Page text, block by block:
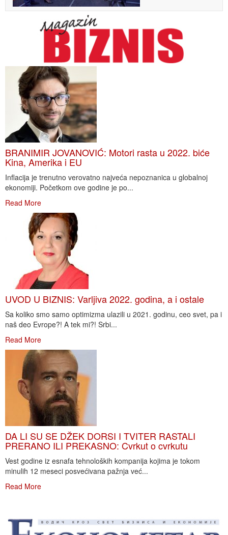
BRANIMIR JOVANOVIĆ: Motori rasta u 2022. biće
Kina, Amerika i EU
Inflacija je trenutno verovatno najveća nepoznanica u globalnoj
ekonomiji. Početkom ove godine je po...
Read More
UVOD U BIZNIS: Varljiva 2022. godina, a i ostale
Sa koliko smo samo optimizma ulazili u 2021. godinu, ceo svet, pa i
naš deo Evrope?! A tek mi?! Srbi...
Read More
DA LI SU SE DŽEK DORSI I TVITER RASTALI
PRERANO ILI PREKASNO: Cvrkut o cvrkutu
Vest godine iz esnafa tehnoloških kompanija kojima je tokom
minulih 12 meseci posvećivana pažnja već...
Read More